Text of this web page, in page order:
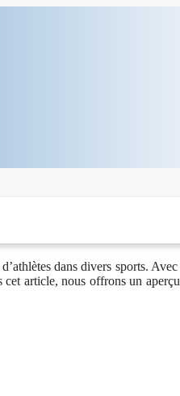
dans divers sports.
article, nous offrons un